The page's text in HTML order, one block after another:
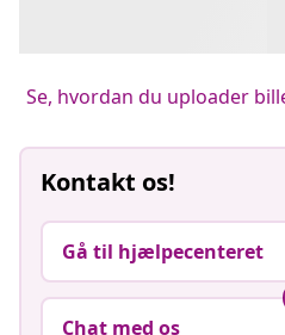
Se, hvordan du uploader
Kontakt os!
Gå til hjælpecenteret
Chat med os